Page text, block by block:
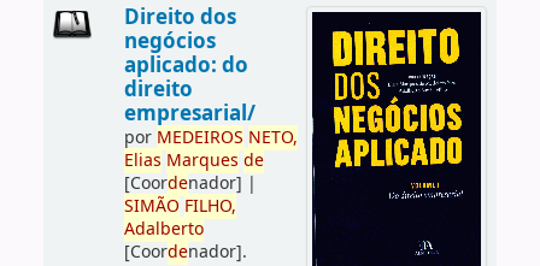
Direito dos
negócios
aplicado: do
direito
empresarial/
por MEDEIROS NETO,
Elias Marques de
[Coordenador] |
SIMÃO FILHO,
Adalberto
[Coordenador].